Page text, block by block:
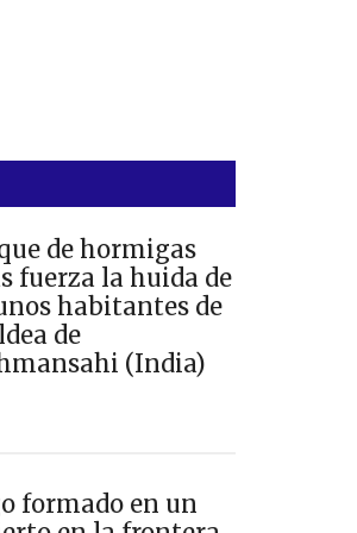
de hormigas
fuerza la huida de
habitantes de
de
(India)
formado en un